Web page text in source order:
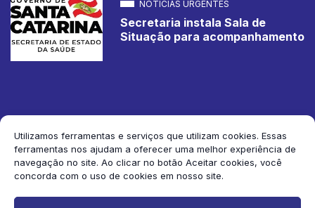
Utilizamos ferramentas e serviços que utilizam cookies. Essas
ferramentas nos ajudam a oferecer uma melhor experiência de
navegação no site. Ao clicar no botão Aceitar cookies, você
concorda com o uso de cookies em nosso site.
NOTÍCIAS URGENTES
Secretaria instala Sala de
Situação para acompanhamento
2026 Jornal de Corupá. Todos os direitos reservados.